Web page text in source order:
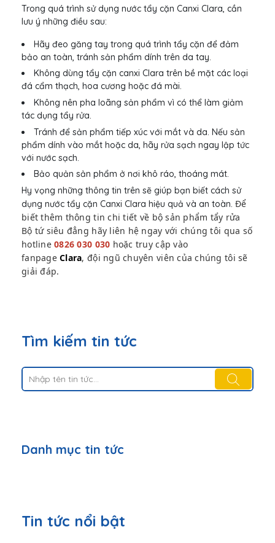
Trong quá trình sử dụng nước tẩy cặn Canxi Clara, cần
lưu ý những điều sau:
Hãy đeo găng tay trong quá trình tẩy cặn để đảm
bảo an toàn, tránh sản phẩm dính trên da tay.
Không dùng tẩy cặn canxi Clara trên bề mặt các loại
đá cẩm thạch, hoa cương hoặc đá mài.
Không nên pha loãng sản phẩm vì có thể làm giảm
tác dụng tẩy rửa.
Tránh để sản phẩm tiếp xúc với mắt và da. Nếu sản
phẩm dính vào mắt hoặc da, hãy rửa sạch ngay lập tức
với nước sạch.
Bảo quản sản phẩm ở nơi khô ráo, thoáng mát.
Hy vọng những thông tin trên sẽ giúp bạn biết cách sử
dụng nước tẩy cặn Canxi Clara hiệu quả và an toàn. Để
biết thêm thông tin chi tiết về bộ sản phẩm tẩy rửa
Bộ tứ siêu đẳng hãy liên hệ ngay với chúng tôi qua số
hotline0826 030 030 hoặc truy cập vào
fanpageClara, đội ngũ chuyên viên của chúng tôi sẽ
giải đáp.
Tìm kiếm tin tức
Danh mục tin tức
Tin tức nổi bật